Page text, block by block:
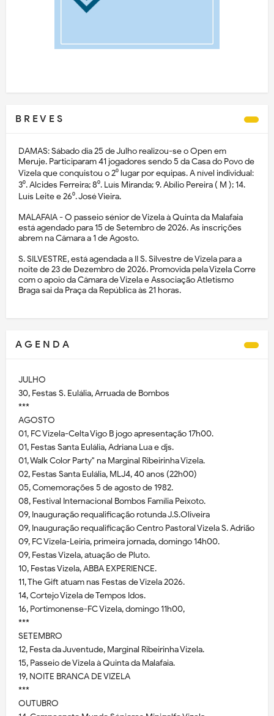
B R E V E S
DAMAS: Sábado dia 25 de Julho realizou-se o Open em
Meruje. Participaram 41 jogadores sendo 5 da Casa do Povo de
Vizela que conquistou o 2⁰ lugar por equipas. A nível individual:
3⁰. Alcides Ferreira; 8⁰. Luís Miranda; 9. Abílio Pereira ( M ); 14.
Luís Leite e 26⁰. José Vieira.
MALAFAIA - O passeio sénior de Vizela à Quinta da Malafaia
está agendado para 15 de Setembro de 2026. As inscrições
abrem na Câmara a 1 de Agosto.
S. SILVESTRE, está agendada a II S. Silvestre de Vizela para a
noite de 23 de Dezembro de 2026. Promovida pela Vizela Corre
com o apoio da Câmara de Vizela e Associação Atletismo
Braga sai da Praça da República às 21 horas.
A G E N D A
JULHO
30, Festas S. Eulália, Arruada de Bombos
***
AGOSTO
01, FC Vizela-Celta Vigo B jogo apresentação 17h00.
01, Festas Santa Eulália, Adriana Lua e djs.
01, Walk Color Party" na Marginal Ribeirinha Vizela.
02, Festas Santa Eulália, MLJ4, 40 anos (22h00)
05, Comemorações 5 de agosto de 1982.
08, Festival Internacional Bombos Família Peixoto.
09, Inauguração requalificação rotunda J.S.Oliveira
09, Inauguração requalificação Centro Pastoral Vizela S. Adrião
09, FC Vizela-Leiria, primeira jornada, domingo 14h00.
09, Festas Vizela, atuação de Pluto.
10, Festas Vizela, ABBA EXPERIENCE.
11, The Gift atuam nas Festas de Vizela 2026.
14, Cortejo Vizela de Tempos Idos.
16, Portimonense-FC Vizela, domingo 11h00,
***
SETEMBRO
12, Festa da Juventude, Marginal Ribeirinha Vizela.
15, Passeio de Vizela à Quinta da Malafaia.
19, NOITE BRANCA DE VIZELA
***
OUTUBRO